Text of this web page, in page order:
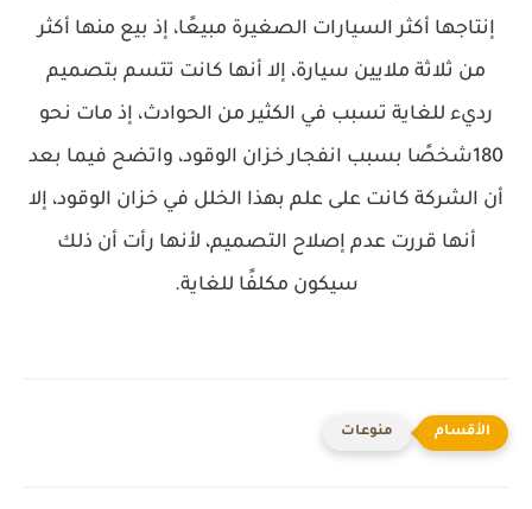
إنتاجها أكثر السيارات الصغيرة مبيعًا، إذ بيع منها أكثر
من ثلاثة ملايين سيارة، إلا أنها كانت تتسم بتصميم
رديء للغاية تسبب في الكثير من الحوادث، إذ مات نحو
180شخصًا بسبب انفجار خزان الوقود، واتضح فيما بعد
أن الشركة كانت على علم بهذا الخلل في خزان الوقود، إلا
أنها قررت عدم إصلاح التصميم، لأنها رأت أن ذلك
سيكون مكلفًا للغاية.
منوعات